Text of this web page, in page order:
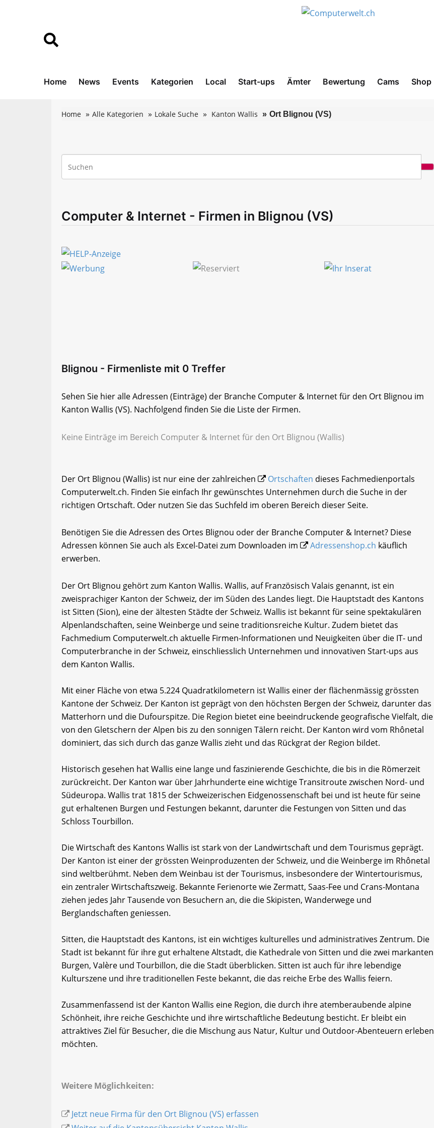
Home News Events Kategorien Local Start-ups Ämter Bewertung Cams Shop
Home Alle Kategorien Lokale Suche Kanton Wallis Ort Blignou (VS)
Computer & Internet - Firmen in Blignou (VS)
Blignou - Firmenliste mit 0 Treffer
Sehen Sie hier alle Adressen (Einträge) der Branche Computer & Internet für den Ort Blignou im
Kanton Wallis (VS). Nachfolgend finden Sie die Liste der Firmen.
Keine Einträge im Bereich Computer & Internet für den Ort Blignou (Wallis)
Der Ort Blignou (Wallis) ist nur eine der zahlreichen Ortschaften dieses Fachmedienportals
Computerwelt.ch. Finden Sie einfach Ihr gewünschtes Unternehmen durch die Suche in der
richtigen Ortschaft. Oder nutzen Sie das Suchfeld im oberen Bereich dieser Seite.
Benötigen Sie die Adressen des Ortes Blignou oder der Branche Computer & Internet? Diese
Adressen können Sie auch als Excel-Datei zum Downloaden im
Adressenshop.ch käuflich
erwerben.
Der Ort Blignou gehört zum Kanton Wallis. Wallis, auf Französisch Valais genannt, ist ein
zweisprachiger Kanton der Schweiz, der im Süden des Landes liegt. Die Hauptstadt des Kantons
ist Sitten (Sion), eine der ältesten Städte der Schweiz. Wallis ist bekannt für seine spektakulären
Alpenlandschaften, seine Weinberge und seine traditionsreiche Kultur. Zudem bietet das
Fachmedium Computerwelt.ch aktuelle Firmen-Informationen und Neuigkeiten über die IT- und
Computerbranche in der Schweiz, einschliesslich Unternehmen und innovativen Start-ups aus
dem Kanton Wallis.
Mit einer Fläche von etwa 5.224 Quadratkilometern ist Wallis einer der flächenmässig grössten
Kantone der Schweiz. Der Kanton ist geprägt von den höchsten Bergen der Schweiz, darunter das
Matterhorn und die Dufourspitze. Die Region bietet eine beeindruckende geografische Vielfalt, die
von den Gletschern der Alpen bis zu den sonnigen Tälern reicht. Der Kanton wird vom Rhônetal
dominiert, das sich durch das ganze Wallis zieht und das Rückgrat der Region bildet.
Historisch gesehen hat Wallis eine lange und faszinierende Geschichte, die bis in die Römerzeit
zurückreicht. Der Kanton war über Jahrhunderte eine wichtige Transitroute zwischen Nord- und
Südeuropa. Wallis trat 1815 der Schweizerischen Eidgenossenschaft bei und ist heute für seine
gut erhaltenen Burgen und Festungen bekannt, darunter die Festungen von Sitten und das
Schloss Tourbillon.
Die Wirtschaft des Kantons Wallis ist stark von der Landwirtschaft und dem Tourismus geprägt.
Der Kanton ist einer der grössten Weinproduzenten der Schweiz, und die Weinberge im Rhônetal
sind weltberühmt. Neben dem Weinbau ist der Tourismus, insbesondere der Wintertourismus,
ein zentraler Wirtschaftszweig. Bekannte Ferienorte wie Zermatt, Saas-Fee und Crans-Montana
ziehen jedes Jahr Tausende von Besuchern an, die die Skipisten, Wanderwege und
Berglandschaften geniessen.
Sitten, die Hauptstadt des Kantons, ist ein wichtiges kulturelles und administratives Zentrum. Die
Stadt ist bekannt für ihre gut erhaltene Altstadt, die Kathedrale von Sitten und die zwei markanten
Burgen, Valère und Tourbillon, die die Stadt überblicken. Sitten ist auch für ihre lebendige
Kulturszene und ihre traditionellen Feste bekannt, die das reiche Erbe des Wallis feiern.
Zusammenfassend ist der Kanton Wallis eine Region, die durch ihre atemberaubende alpine
Schönheit, ihre reiche Geschichte und ihre wirtschaftliche Bedeutung besticht. Er bleibt ein
attraktives Ziel für Besucher, die die Mischung aus Natur, Kultur und Outdoor-Abenteuern erleben
möchten.
Weitere Möglichkeiten:
Jetzt neue Firma für den Ort Blignou (VS) erfassen